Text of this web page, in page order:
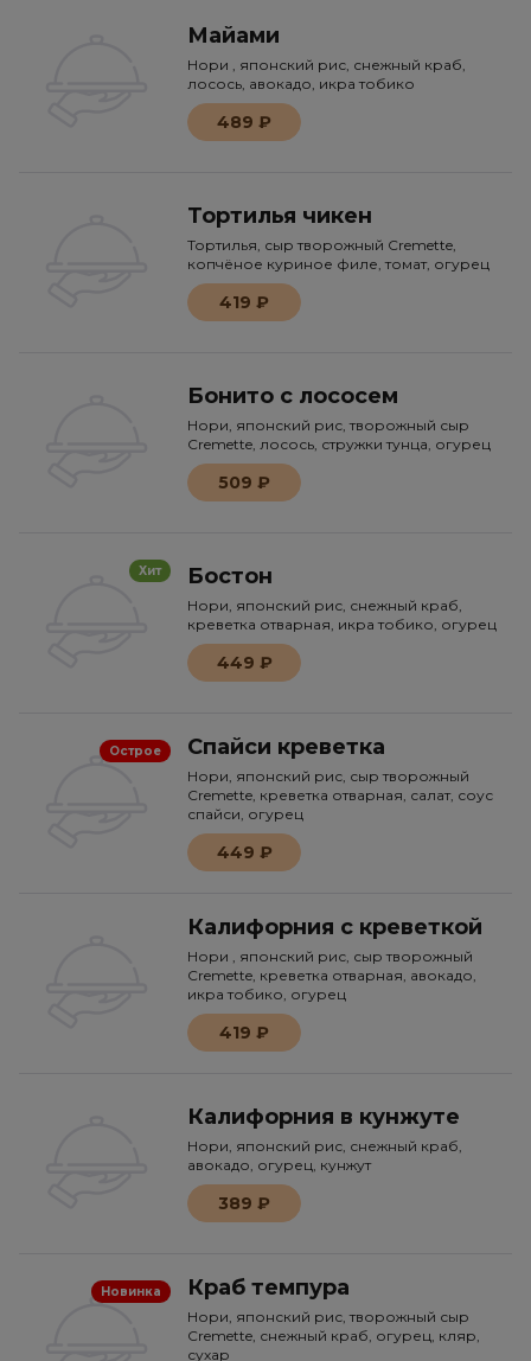
Майами
Нори , японский рис, снежный краб,
лосось, авокадо, икра тобико
489 ₽
Тортилья чикен
Тортилья, сыр творожный Сremette,
копчёное куриное филе, томат, огурец
419 ₽
Бонито с лососем
Нори, японский рис, творожный сыр
Cremette, лосось, стружки тунца, огурец
509 ₽
Хит Бостон
Нори, японский рис, снежный краб,
креветка отварная, икра тобико, огурец
449 ₽
Острое Спайси креветка
Нори, японский рис, сыр творожный
Cremette, креветка отварная, салат, соус
спайси, огурец
449 ₽
Калифорния с креветкой
Нори , японский рис, сыр творожный
Сremette, креветка отварная, авокадо,
икра тобико, огурец
419 ₽
Калифорния в кунжуте
Нори, японский рис, снежный краб,
авокадо, огурец, кунжут
389 ₽
Новинка Краб темпура
Нори, японский рис, творожный сыр
Cremette, снежный краб, огурец, кляр,
сухар